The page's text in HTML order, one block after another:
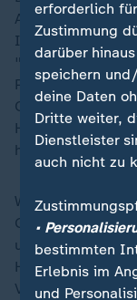
Angelegenheiten
Israels
"Pause" der
Onlinedienst X,
Helfern vor Ort,
hungernde
Wegen der
Gazastreifen war
unter
Verhungern" in
erforderlich
Zustimmung
darüber
speichern
deine Daten
Dritte weiter,
Dienstleister
auch nicht zu
•
bestimmten
Erlebnis im
und